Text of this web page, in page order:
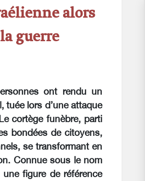
alors
guerre
ont rendu un
tuée lors d’une attaque
cortège funèbre, parti
bondées de citoyens,
se transformant en
Connue sous le nom
figure de référence